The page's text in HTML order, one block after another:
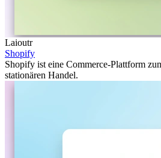
Laioutr
Shopify
Shopify ist eine Commerce-Plattform
stationären Handel.